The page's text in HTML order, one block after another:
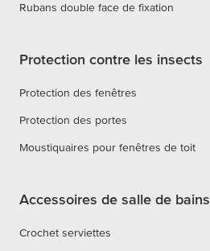
Rubans double face de fixation
Protection contre les insects
Protection des fenêtres
Protection des portes
Moustiquaires pour fenêtres de toit
Accessoires de salle de bains
Crochet serviettes